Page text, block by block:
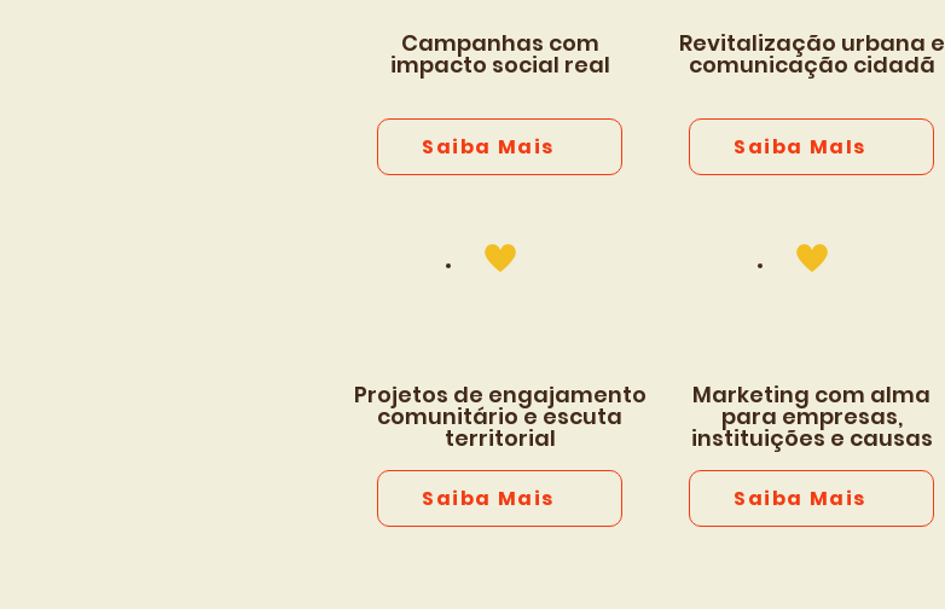
Campanhas com
impacto social real
Saiba Mais
Projetos de engajamento
comunitário e escuta
territorial
Saiba Mais
Revitalização urbana e
comunicação cidadã
Saiba MaIs
Marketing com alma
para empresas,
instituições e causas
Saiba Mais